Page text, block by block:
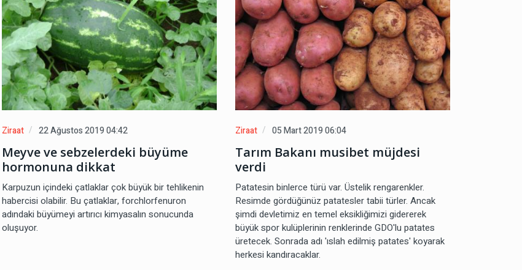
Ziraat 22 Ağustos 2019 04:42
Meyve ve sebzelerdeki büyüme
hormonuna dikkat
Karpuzun içindeki çatlaklar çok büyük bir tehlikenin
habercisi olabilir. Bu çatlaklar, forchlorfenuron
adındaki büyümeyi artırıcı kimyasalın sonucunda
oluşuyor.
Ziraat 05 Mart 2019 06:04
Tarım Bakanı musibet müjdesi
verdi
Patatesin binlerce türü var. Üstelik rengarenkler.
Resimde gördüğünüz patatesler tabii türler. Ancak
şimdi devletimiz en temel eksikliğimizi gidererek
büyük spor kulüplerinin renklerinde GDO'lu patates
üretecek. Sonrada adı 'ıslah edilmiş patates' koyarak
herkesi kandıracaklar.